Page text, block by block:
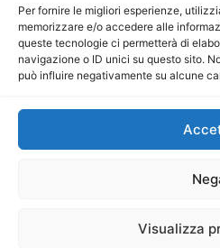
Per fornire le migliori esperienze,
memorizzare e/o accedere alle
queste tecnologie ci permetterà di
navigazione o ID unici su questo sito.
può influire negativamente su alcune
Visualizza